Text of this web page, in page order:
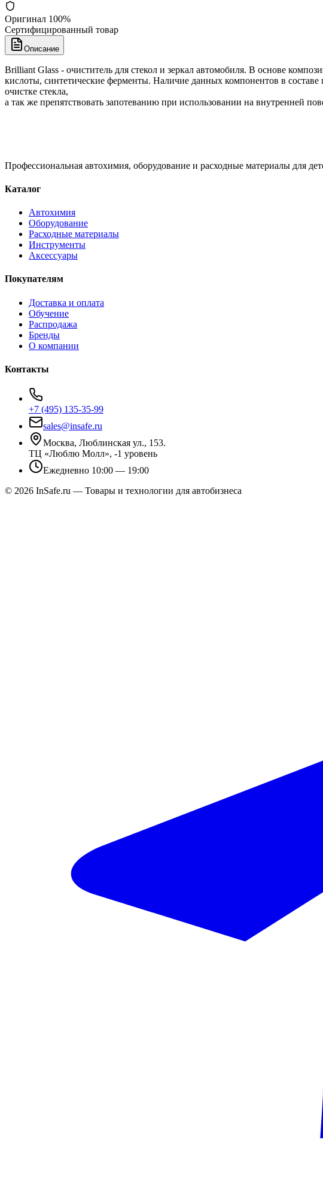
Оригинал 100%
Сертифицированный товар
Описание
Brilliant Glass - очиститель для стекол и зеркал автомобиля. В основе
кислоты, синтетические ферменты. Наличие данных компонентов в составе
очистке стекла,
а так же препятствовать запотеванию при использовании на внутренней
Профессиональная автохимия, оборудование и расходные материалы для
Каталог
Автохимия
Оборудование
Расходные материалы
Инструменты
Аксессуары
Покупателям
Доставка и оплата
Обучение
Распродажа
Бренды
О компании
Контакты
+7 (495) 135-35-99
sales@insafe.ru
Москва, Люблинская ул., 153.
ТЦ «Люблю Молл», -1 уровень
Ежедневно 10:00 — 19:00
© 2026 InSafe.ru — Товары и технологии для автобизнеса